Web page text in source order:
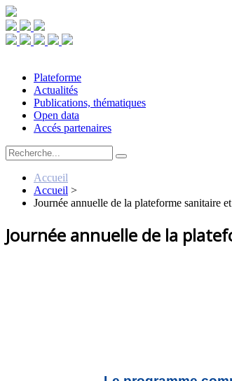
Plateforme
Actualités
Publications, thématiques
Open data
Accés partenaires
Accueil
Accueil >
Journée annuelle de la plateforme sanitaire
Journée annuelle de la